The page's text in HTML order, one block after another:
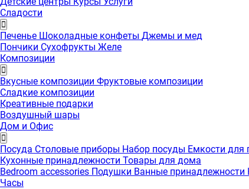
Сладости
Печенье Шоколадные конфеты Джемы и мед
Пончики Сухофрукты Желе
Композиции
Вкусные композиции Фруктовые композиции
Сладкие композиции
Креативные подарки
Воздушный шары
Дом и Офис
Посуда Столовые приборы Набор посуды Емкости для
Кухонные принадлежности Товары для дома
Bedroom accessories Подушки Ванные принадлежности
Часы